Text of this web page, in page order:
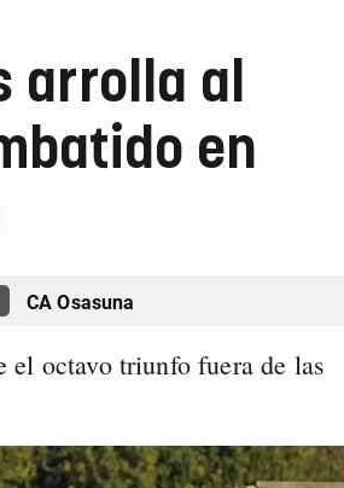
arrolla al
en
CA Osasuna
octavo triunfo fuera de las